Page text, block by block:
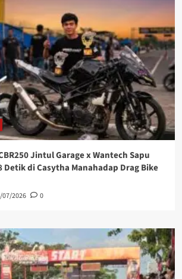
Jintul Garage x Wantech Sapu
Detik di Casytha Manahadap Drag Bike
07/2026 0